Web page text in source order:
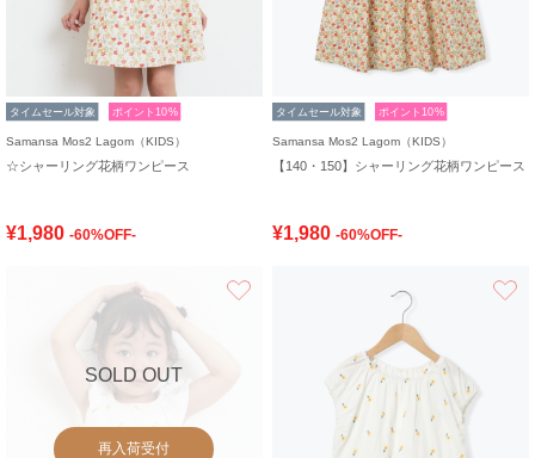
タイムセール対象 ポイント10%
Samansa Mos2 Lagom（KIDS）
☆シャーリング花柄ワンピース
¥1,980 -60%OFF-
タイムセール対象 ポイント10%
Samansa Mos2 Lagom（KIDS）
【140・150】シャーリング花柄ワンピース
¥1,980 -60%OFF-
SOLD OUT
再入荷受付